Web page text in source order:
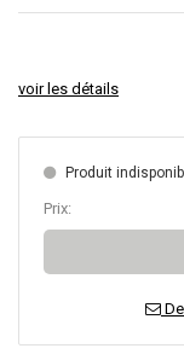
voir les détails
Produit
Prix: